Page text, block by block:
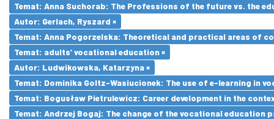
Temat: Anna Suchorab: The Professions of the future vs. the
Autor: Gerlach, Ryszard ×
Temat: Anna Pogorzelska: Theoretical and practical areas of
Temat: adults’ vocational education ×
Autor: Ludwikowska, Katarzyna ×
Temat: Dominika Goltz-Wasiucionek: The use of e-learning in
Temat: Bogusław Pietrulewicz: Career development in the
Temat: Andrzej Bogaj: The change of the vocational education